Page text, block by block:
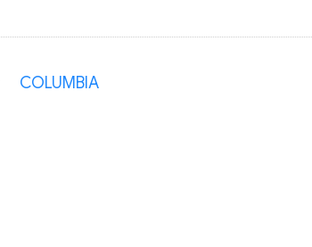
COLUMBIA